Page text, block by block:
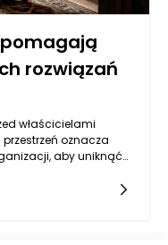
rozwiązań
właścicielami
oznacza
aby uniknąć
nie tylko